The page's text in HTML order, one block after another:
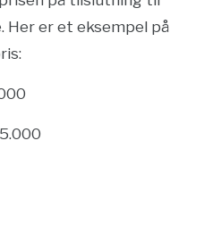
Her er et eksempel på